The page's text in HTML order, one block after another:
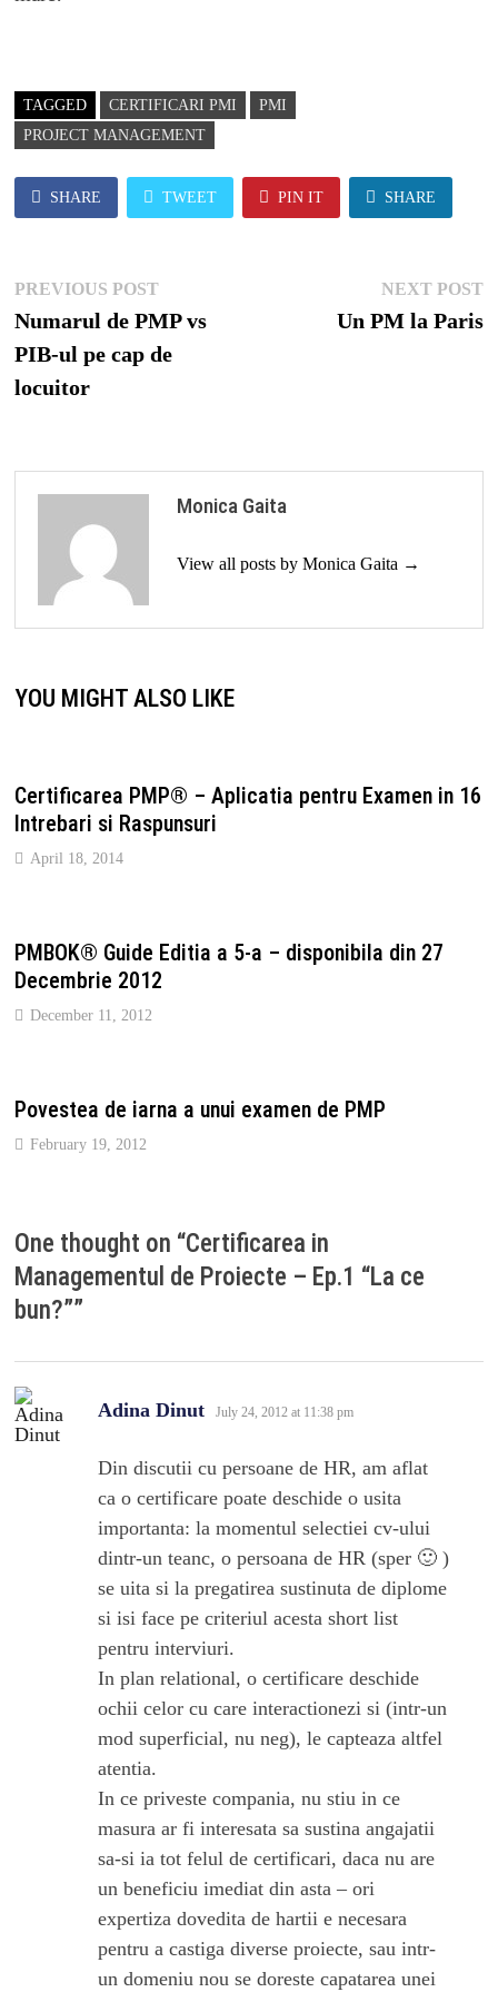
TAGGED CERTIFICARI PMI
PMI
PROJECT MANAGEMENT
SHARE TWEET PIN IT SHARE
Post
navigation
PREVIOUS POSTPrevious
post:
Numarul de PMP vs
PIB-ul pe cap de
locuitor
NEXT POST
Un PM la Paris
Monica Gaita
View all posts by Monica Gaita →
YOU MIGHT ALSO LIKE
Certificarea PMP® – Aplicatia pentru Examen in 16
Intrebari si Raspunsuri
April 18, 2014
PMBOK® Guide Editia a 5-a – disponibila din 27
Decembrie 2012
December 11, 2012
Povestea de iarna a unui examen de PMP
February 19, 2012
One thought on “Certificarea in
Managementul de Proiecte – Ep.1 “La ce
bun?””
Adina Dinut says:
July 24, 2012 at 11:38 pm
Din discutii cu persoane de HR, am aflat
ca o certificare poate deschide o usita
importanta: la momentul selectiei cv-ului
dintr-un teanc, o persoana de HR (sper 🙂 )
se uita si la pregatirea sustinuta de diplome
si isi face pe criteriul acesta short list
pentru interviuri.
In plan relational, o certificare deschide
ochii celor cu care interactionezi si (intr-un
mod superficial, nu neg), le capteaza altfel
atentia.
In ce priveste compania, nu stiu in ce
masura ar fi interesata sa sustina angajatii
sa-si ia tot felul de certificari, daca nu are
un beneficiu imediat din asta – ori
expertiza dovedita de hartii e necesara
pentru a castiga diverse proiecte, sau intr-
un domeniu nou se doreste capatarea unei